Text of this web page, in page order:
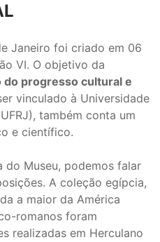
Janeiro foi criado em 06
VI. O objetivo da
do progresso cultural e
vinculado à Universidade
também conta um
e científico.
do Museu, podemos falar
A coleção egípcia,
a maior da América
romanos foram
realizadas em Herculano